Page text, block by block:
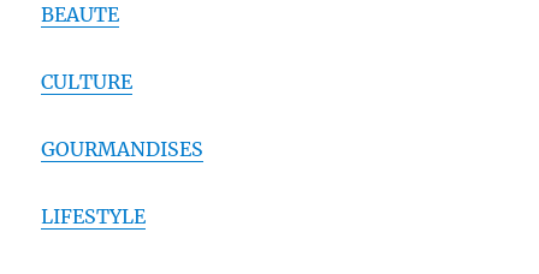
BEAUTE
CULTURE
GOURMANDISES
LIFESTYLE